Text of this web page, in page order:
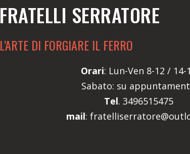
FRATELLI SERRATORE
L’ARTE DI FORGIARE IL FERRO
Orari: Lun-Ven 8-12 / 14-
Sabato: su
Tel. 3496515475
mail: